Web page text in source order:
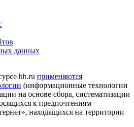
данных
hh.ru применяются
(информационные технологии
на основе сбора, систематизации
к предпочтениям
находящихся на территории